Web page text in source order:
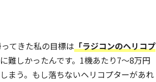
てきた私の目標は「ラジコンのヘリコプ
難しかったんです。1機あたり7～8万円
まう。もし落ちないヘリコプターがあれ